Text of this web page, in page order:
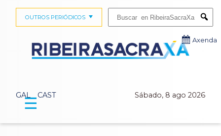
GAL CAST Sábado, 8 ago 2026
OUTROS PERIÓDICOS
Axenda
☰